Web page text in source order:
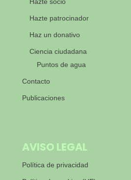
Hazte socio
Hazte patrocinador
Haz un donativo
Ciencia ciudadana
Puntos de agua
Contacto
Publicaciones
AVISO LEGAL
Política de privacidad